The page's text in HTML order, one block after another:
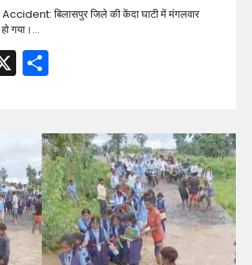
बिलासपुर जिले की केंदा घाटी में मंगलवार
गया।…
X